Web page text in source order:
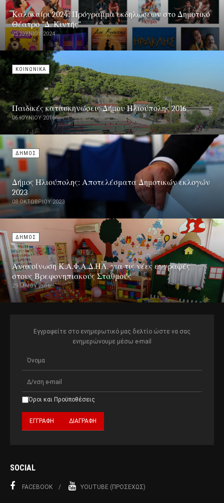
Καλοκαίρι 2024: Πρόγραμμα εκδηλώσεων στο Δημοτικό
Θέατρο "Δ. Κιντής"
25 ΙΟΥΝΊΟΥ 2024
ΚΟΙΝΩΝΙΚΑ
Παιδικές κατασκηνώσεις Δήμου Ηλιούπολης 2016
06 ΙΟΥΝΊΟΥ 2016
ΔΗΜΟΣ
Δήμος Ηλιούπολης: Αποτελέσματα Δημοτικών εκλογών
2023
08 ΟΚΤΩΒΡΊΟΥ 2023
ΔΗΜΟΣ
Ανακοίνωση Κ.Α.Φ.Α.Δ.ΗΛ. για τις νέες εγγραφές
στους Βρεφονηπιακούς Σταθμούς
29 ΜΑΪ́ΟΥ 2016
Εγγραφείτε στο ενημερωτικό μας δελτίο ώστε να σας
ενημερώνουμε μέσω e-mail
Όροι και Προϋποθέσεις
SOCIAL
FACEBOOK YOUTUBE (ΠΡΟΣΕΧΏΣ)